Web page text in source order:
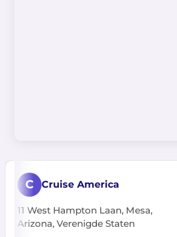
C Cruise America
11 West Hampton Laan, Mesa,
Arizona, Verenigde Staten